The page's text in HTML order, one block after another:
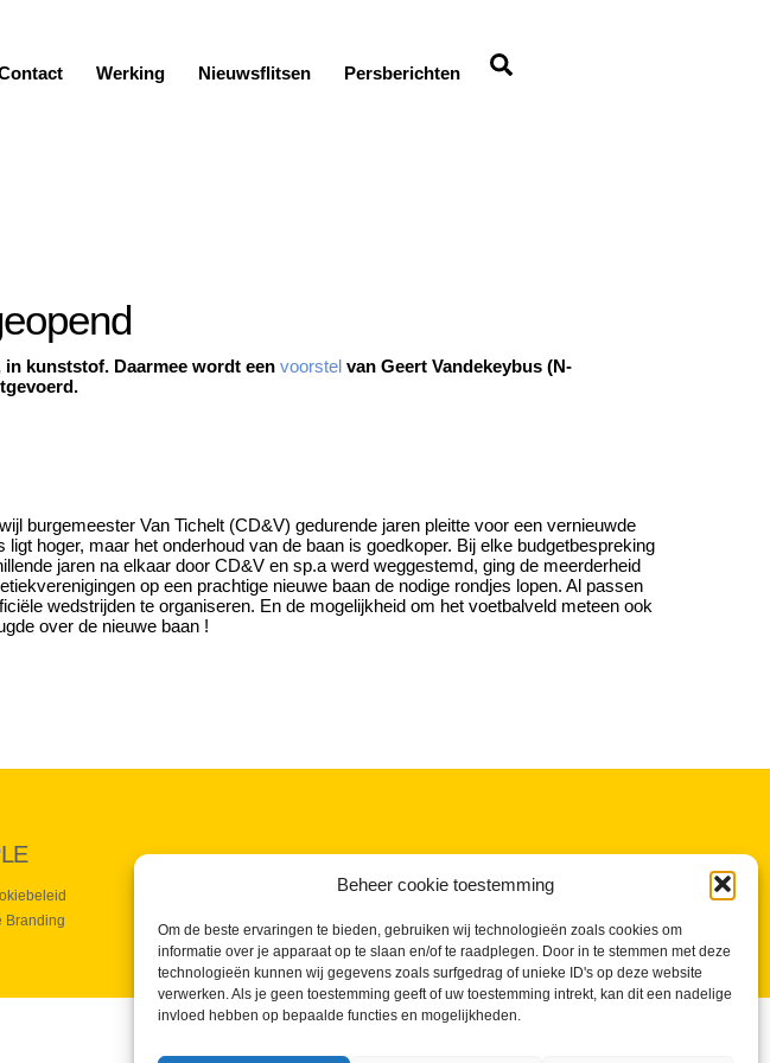
Beheer cookie toestemming
Om de beste ervaringen te bieden, gebruiken wij technologieën zoals cookies om
informatie over je apparaat op te slaan en/of te raadplegen. Door in te stemmen met deze
technologieën kunnen wij gegevens zoals surfgedrag of unieke ID's op deze website
verwerken. Als je geen toestemming geeft of uw toestemming intrekt, kan dit een nadelige
invloed hebben op bepaalde functies en mogelijkheden.
Werking Nieuwsflitsen Persberichten
kunststof. Daarmee wordt een voorstel van Geert Vandekeybus (N-
burgemeester Van Tichelt (CD&V) gedurende jaren pleitte voor een vernieuwde
hoger, maar het onderhoud van de baan is goedkoper. Bij elke budgetbespreking
jaren na elkaar door CD&V en sp.a werd weggestemd, ging de meerderheid
op een prachtige nieuwe baan de nodige rondjes lopen. Al passen
wedstrijden te organiseren. En de mogelijkheid om het voetbalveld meteen ook
over de nieuwe baan !
Branding